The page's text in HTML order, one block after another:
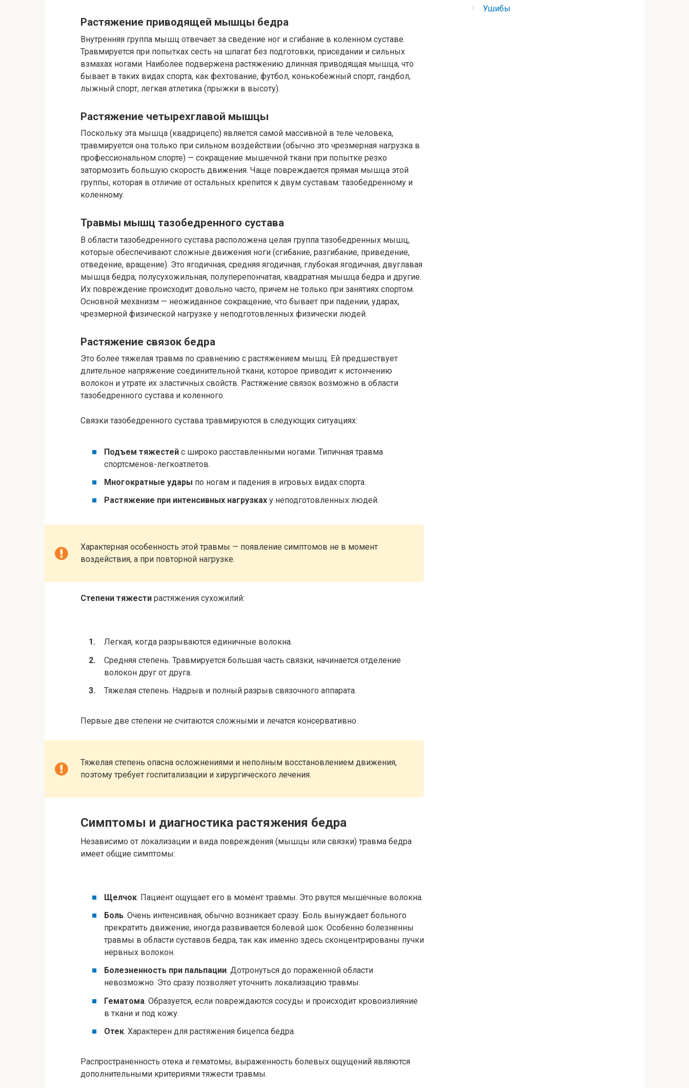
Растяжение приводящей мышцы бедра
Внутренняя группа мышц отвечает за сведение ног и сгибание в коленном суставе.
Травмируется при попытках сесть на шпагат без подготовки, приседании и сильных
взмахах ногами. Наиболее подвержена растяжению длинная приводящая мышца, что
бывает в таких видах спорта, как фехтование, футбол, конькобежный спорт, гандбол,
лыжный спорт, легкая атлетика (прыжки в высоту).
Растяжение четырехглавой мышцы
Поскольку эта мышца (квадрицепс) является самой массивной в теле человека,
травмируется она только при сильном воздействии (обычно это чрезмерная нагрузка в
профессиональном спорте) — сокращение мышечной ткани при попытке резко
затормозить большую скорость движения. Чаще повреждается прямая мышца этой
группы, которая в отличие от остальных крепится к двум суставам: тазобедренному и
коленному.
Травмы мышц тазобедренного сустава
В области тазобедренного сустава расположена целая группа тазобедренных мышц,
которые обеспечивают сложные движения ноги (сгибание, разгибание, приведение,
отведение, вращение). Это ягодичная, средняя ягодичная, глубокая ягодичная, двуглавая
мышца бедра, полусухожильная, полуперепончатая, квадратная мышца бедра и другие.
Их повреждение происходит довольно часто, причем не только при занятиях спортом.
Основной механизм — неожиданное сокращение, что бывает при падении, ударах,
чрезмерной физической нагрузке у неподготовленных физически людей.
Растяжение связок бедра
Это более тяжелая травма по сравнению с растяжением мышц. Ей предшествует
длительное напряжение соединительной ткани, которое приводит к истончению
волокон и утрате их эластичных свойств. Растяжение связок возможно в области
тазобедренного сустава и коленного.
Связки тазобедренного сустава травмируются в следующих ситуациях:
Подъем тяжестей с широко расставленными ногами. Типичная травма
спортсменов-легкоатлетов.
Многократные удары по ногам и падения в игровых видах спорта.
Растяжение при интенсивных нагрузках у неподготовленных людей.
Характерная особенность этой травмы — появление симптомов не в момент
воздействия, а при повторной нагрузке.
Степени тяжести растяжения сухожилий:
Легкая, когда разрываются единичные волокна.
Средняя степень. Травмируется большая часть связки, начинается отделение
волокон друг от друга.
Тяжелая степень. Надрыв и полный разрыв связочного аппарата.
Первые две степени не считаются сложными и лечатся консервативно.
Тяжелая степень опасна осложнениями и неполным восстановлением движения,
поэтому требует госпитализации и хирургического лечения.
Симптомы и диагностика растяжения бедра
Независимо от локализации и вида повреждения (мышцы или связки) травма бедра
имеет общие симптомы:
Щелчок. Пациент ощущает его в момент травмы. Это рвутся мышечные волокна.
Боль. Очень интенсивная, обычно возникает сразу. Боль вынуждает больного
прекратить движение, иногда развивается болевой шок. Особенно болезненны
травмы в области суставов бедра, так как именно здесь сконцентрированы пучки
нервных волокон.
Болезненность при пальпации. Дотронуться до пораженной области
невозможно. Это сразу позволяет уточнить локализацию травмы.
Гематома. Образуется, если повреждаются сосуды и происходит кровоизлияние
в ткани и под кожу.
Отек. Характерен для растяжения бицепса бедра.
Распространенность отека и гематомы, выраженность болевых ощущений являются
дополнительными критериями тяжести травмы.
Ушибы